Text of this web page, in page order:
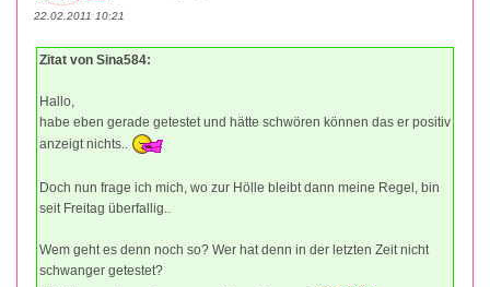
22.02.2011 10:21
Zitat von Sina584:
Hallo,
habe eben gerade getestet und hätte schwören können das er positiv
anzeigt nichts..
Doch nun frage ich mich, wo zur Hölle bleibt dann meine Regel, bin
seit Freitag überfallig..
Wem geht es denn noch so? Wer hat denn in der letzten Zeit nicht
schwanger getestet?